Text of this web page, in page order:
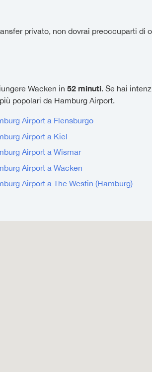
privato, non dovrai preoccuparti
Wacken in 52 minuti. Se hai
popolari da Hamburg Airport.
Airport a Flensburgo
Airport a Kiel
Airport a Wismar
Airport a Wacken
Airport a The Westin (Hamburg)